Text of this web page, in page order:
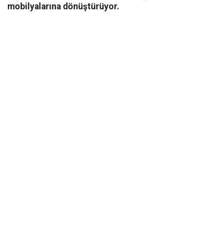
mobilyalarına dönüştürüyor.